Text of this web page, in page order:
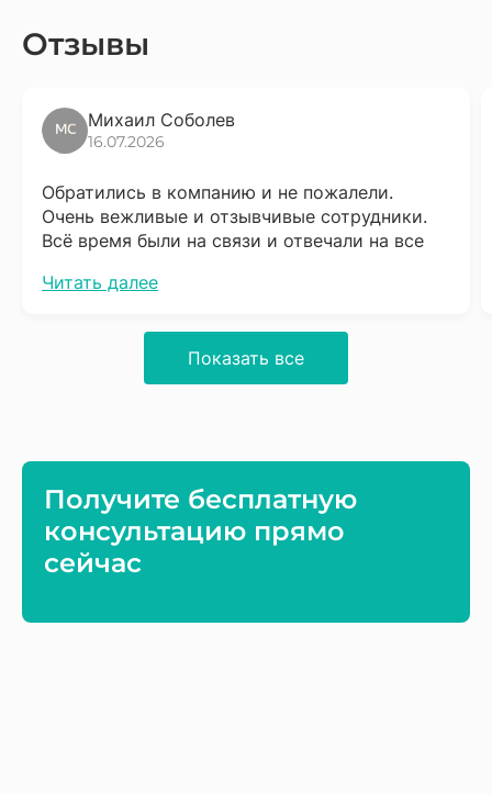
Отзывы
Михаил Соболев
16.07.2026
Обратились в компанию и не пожалели.
Очень вежливые и отзывчивые сотрудники.
Всё время были на связи и отвечали на все
терпения, процесс довольно не быстрый, но
советовать соседям.
Читать далее
Показать все
Получите бесплатную
консультацию прямо
сейчас